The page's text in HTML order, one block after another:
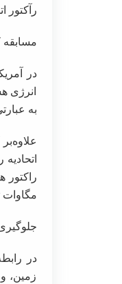
رآکتور اتمی ۱۰ درصد برق جهان
انرژی
به عبارتی همه ۱۰ قدرت هسته‌ای دنیا بر
مگاوات تولید برق
جلوگیری ۸ درصدی از انتشار گازهای گلخانه‌ای با انرژی
در
زمین،